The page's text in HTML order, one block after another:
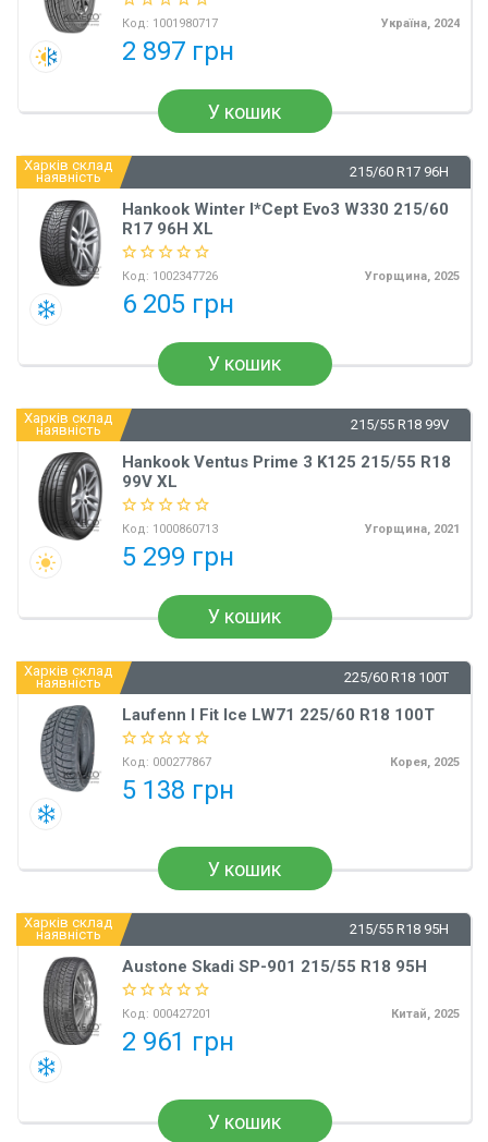
Код: 1001980717 Україна, 2024
2 897 грн
У кошик
215/60 R17 96H
Харків склад
наявність
Hankook Winter I*Cept Evo3 W330 215/60
R17 96H XL
Код: 1002347726 Угорщина, 2025
6 205 грн
У кошик
215/55 R18 99V
Харків склад
наявність
Hankook Ventus Prime 3 K125 215/55 R18
99V XL
Код: 1000860713 Угорщина, 2021
5 299 грн
У кошик
225/60 R18 100T
Харків склад
наявність
Laufenn I Fit Ice LW71 225/60 R18 100T
Код: 000277867 Корея, 2025
5 138 грн
У кошик
215/55 R18 95H
Харків склад
наявність
Austone Skadi SP-901 215/55 R18 95H
Код: 000427201 Китай, 2025
2 961 грн
У кошик